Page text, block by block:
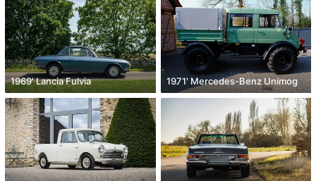
1969' Lancia Fulvia 1971' Mercedes-Benz Unimog